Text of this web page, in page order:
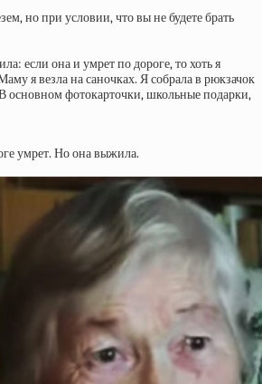
но при условии, что вы не будете брать
если она и умрет по дороге, то хоть я
я везла на саночках. Я собрала в рюкзачок
основном фотокарточки, школьные подарки,
умрет. Но она выжила.